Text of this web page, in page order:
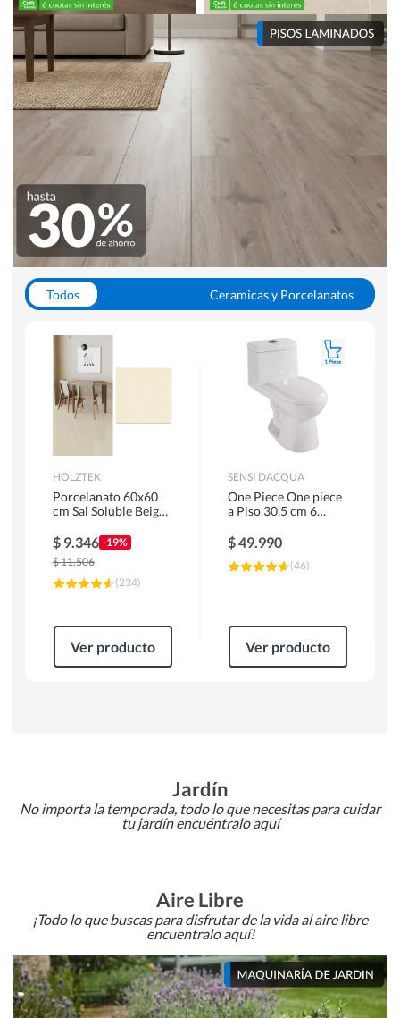
Todos
Ceramicas y Porcelanatos
WC y Sanitarios
Pisos Flotantes y Laminados
Pinturas
HOLZTEK
Porcelanato 60x60
cm Sal Soluble Beige
$ 9.346 -19%
$11.506
(234)
Ver producto
SENSI DACQUA
One Piece One piece
a Piso 30,5 cm 6
$49.990
(46)
Ver producto
Jardín
No importa la temporada, todo lo que necesitas para cuidar
tu jardín encuéntralo aquí
Aire Libre
¡Todo lo que buscas para disfrutar de la vida al aire libre
encuentralo aquí!